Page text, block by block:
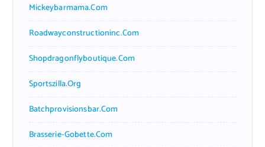
Mickeybarmama.com
Roadwayconstructioninc.com
Shopdragonflyboutique.com
Sportszilla.org
Batchprovisionsbar.com
Brasserie-Gobette.com